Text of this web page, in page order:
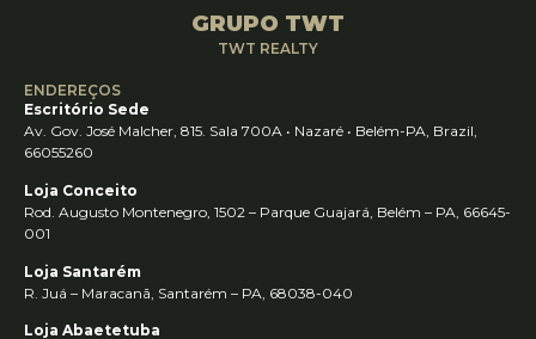
GRUPO TWT
TWT REALTY
ENDEREÇOS
Escritório Sede
Av. Gov. José Malcher, 815. Sala 700A • Nazaré • Belém-PA, Brazil,
66055260
Loja Conceito
Rod. Augusto Montenegro, 1502 – Parque Guajará, Belém – PA, 66645-
001
Loja Santarém
R. Juá – Maracanã, Santarém – PA, 68038-040
Loja Abaetetuba